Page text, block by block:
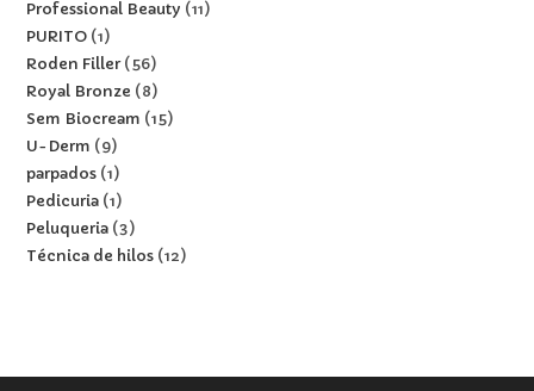
Professional Beauty
11
PURITO 1
Roden Filler 56
Royal Bronze
8
Sem Biocream
15
U-Derm
9
parpados 1
Pedicuria 1
Peluqueria 3
Técnica de hilos 12